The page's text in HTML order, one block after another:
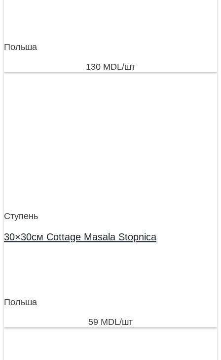
Польша
130 MDL/шт
Ступень
30×30см Cottage Masala Stopnica
Польша
59 MDL/шт